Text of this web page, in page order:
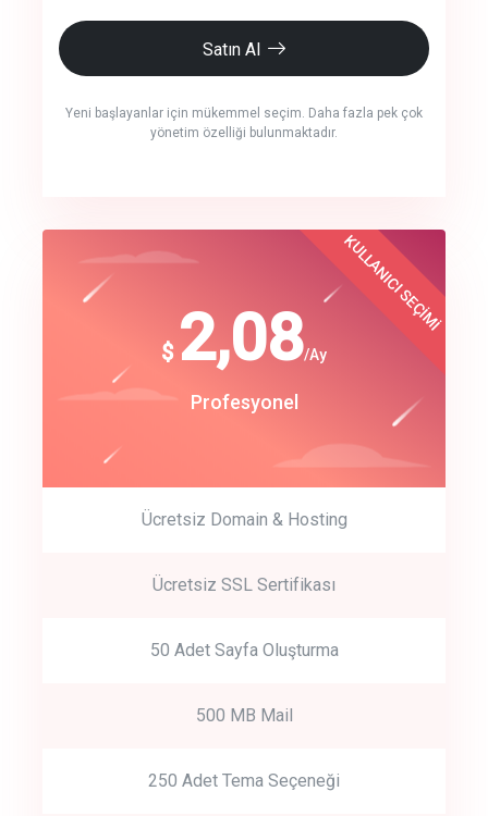
Satın Al
Yeni başlayanlar için mükemmel seçim. Daha fazla pek çok
yönetim özelliği bulunmaktadır.
crm auto cync
track energy costs
Get Started
Start by trying our service for 30 days free trial no credit card
$ 2,08/Ay
Profesyonel
KULLANICI SEÇİMİ
Ücretsiz Domain & Hosting
Ücretsiz SSL Sertifikası
50 Adet Sayfa Oluşturma
500 MB Mail
250 Adet Tema Seçeneği
$
180
Start Up
Best Choice